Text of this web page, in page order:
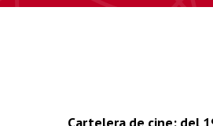
Cartelera de cine: del